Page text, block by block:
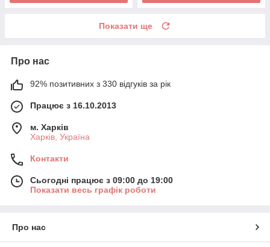
Показати ще
Про нас
92% позитивних з 330 відгуків за рік
Працює з 16.10.2013
м. Харків
Харків, Україна
Контакти
Сьогодні працює з 09:00 до 19:00
Показати весь графік роботи
Про нас